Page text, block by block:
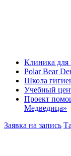
Клиника для
Polar Bear
Школа
Учебный
Проект
Медведица»
Заявка на запись